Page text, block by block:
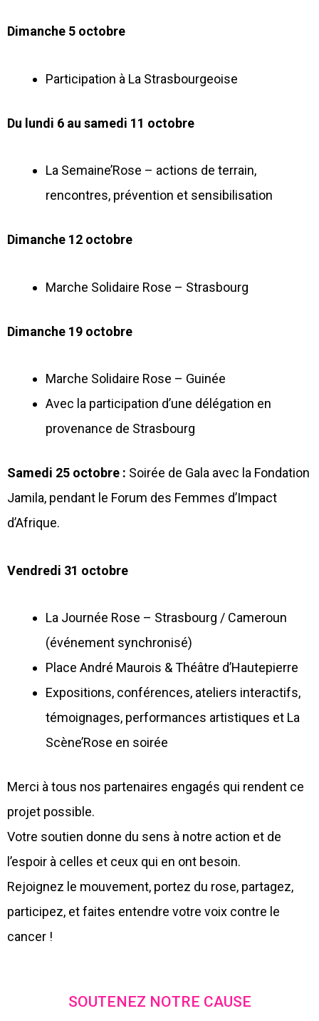
Dimanche 5 octobre
Participation à La Strasbourgeoise
Du lundi 6 au samedi 11 octobre
La Semaine’Rose – actions de terrain,
rencontres, prévention et sensibilisation
Dimanche 12 octobre
Marche Solidaire Rose – Strasbourg
Dimanche 19 octobre
Marche Solidaire Rose – Guinée
Avec la participation d’une délégation en
provenance de Strasbourg
Samedi 25 octobre : Soirée de Gala avec la Fondation
Jamila, pendant le Forum des Femmes d’Impact
d’Afrique.
Vendredi 31 octobre
La Journée Rose – Strasbourg / Cameroun
(événement synchronisé)
Place André Maurois & Théâtre d’Hautepierre
Expositions, conférences, ateliers interactifs,
témoignages, performances artistiques et La
Scène’Rose en soirée
Merci à tous nos partenaires engagés qui rendent ce
projet possible.
Votre soutien donne du sens à notre action et de
l’espoir à celles et ceux qui en ont besoin.
Rejoignez le mouvement, portez du rose, partagez,
participez, et faites entendre votre voix contre le
cancer !
SOUTENEZ NOTRE CAUSE